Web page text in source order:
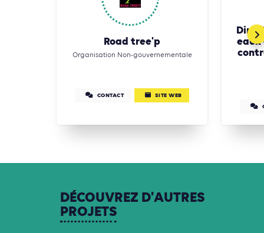
Road tree'p
Organisation Non-gouvernementale
CONTACT SITE WEB
DÉCOUVREZ D'AUTRES
PROJETS